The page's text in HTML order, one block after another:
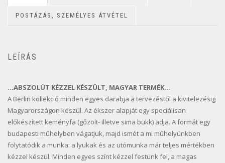
POSTÁZÁS, SZEMÉLYES ÁTVÉTEL
LEÍRÁS
…ABSZOLÚT KÉZZEL KÉSZÜLT, MAGYAR TERMÉK…
A Berlin kollekció minden egyes darabja a tervezéstől a kivitelezésig
Magyarországon készül. Az ékszer alapját egy speciálisan
előkészített keményfa (gőzölt- illetve sima bükk) adja. A formát egy
budapesti műhelyben vágatjuk, majd ismét a mi műhelyünkben
folytatódik a munka: a lyukak és az utómunka már teljes mértékben
kézzel készül. Minden egyes színt kézzel festünk fel, a magas